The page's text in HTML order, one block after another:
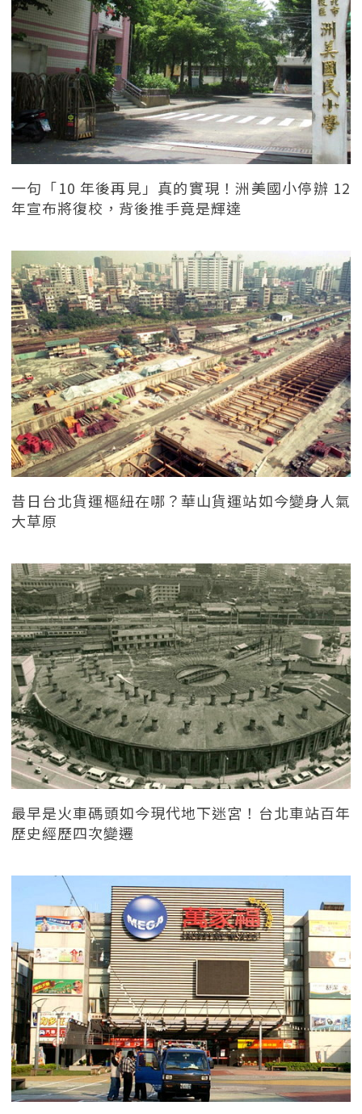
一句「10 年後再見」真的實現！洲美國小停辦 12
年宣布將復校，背後推手竟是輝達
昔日台北貨運樞紐在哪？華山貨運站如今變身人氣
大草原
最早是火車碼頭如今現代地下迷宮！台北車站百年
歷史經歷四次變遷